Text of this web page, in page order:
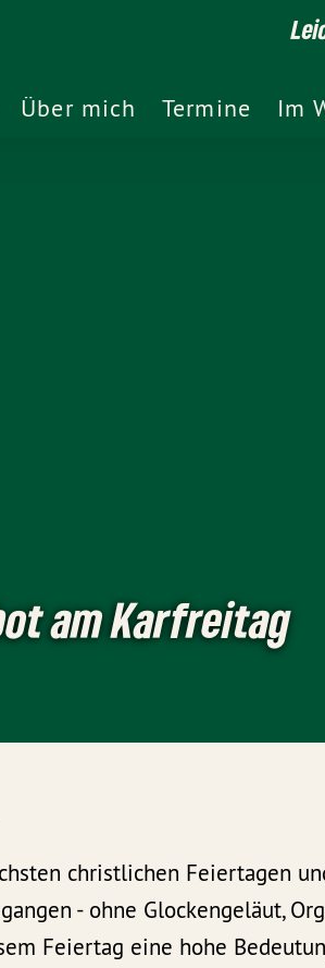
Über mich Termine Im
am Karfreitag
christlichen Feiertagen
- ohne Glockengeläut,
Feiertag eine hohe